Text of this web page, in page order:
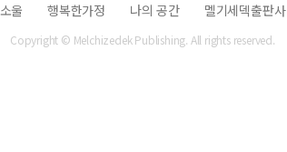
소울 행복한가정 나의 공간 멜기세덱출판사
Copyright © Melchizedek Publishing. All rights reserved.